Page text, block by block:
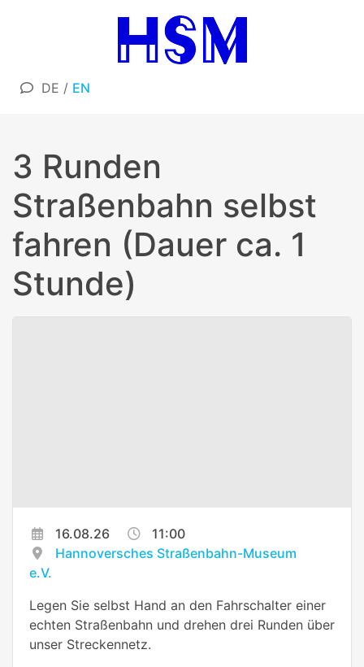
DE / EN
3 Runden
Straßenbahn selbst
fahren (Dauer ca. 1
Stunde)
16.08.26
11:00
Hannoversches Straßenbahn-Museum
e.V.
Legen Sie selbst Hand an den Fahrschalter einer
echten Straßenbahn und drehen drei Runden über
unser Streckennetz.